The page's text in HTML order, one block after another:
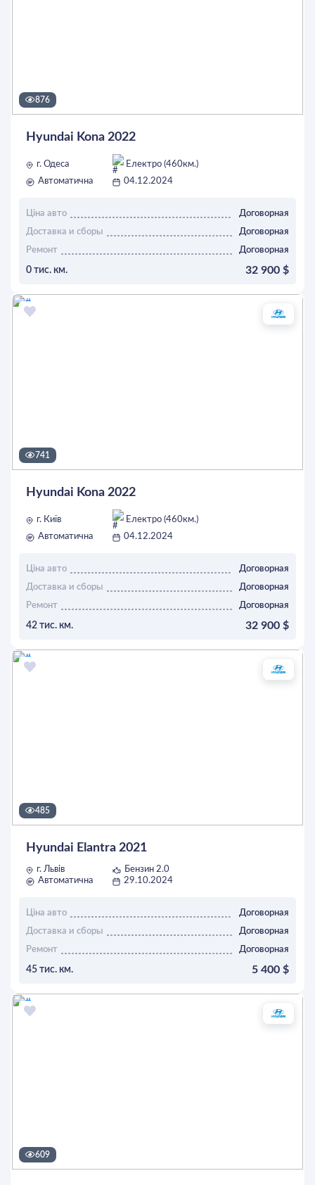
876
Hyundai Kona 2022
г. Одеса
Електро (460км.)
Автоматична
04.12.2024
Ціна авто
Договорная
Доставка и сборы
Договорная
Ремонт
Договорная
0 тис. км. 32 900 $
ОСТАВИТЬ ЗАЯВКУ
741
Hyundai Kona 2022
г. Київ
Електро (460км.)
Автоматична
04.12.2024
Ціна авто
Договорная
Доставка и сборы
Договорная
Ремонт
Договорная
42 тис. км. 32 900 $
ОСТАВИТЬ ЗАЯВКУ
485
Hyundai Elantra 2021
г. Львів
Бензин 2.0
Автоматична
29.10.2024
Ціна авто
Договорная
Доставка и сборы
Договорная
Ремонт
Договорная
45 тис. км. 5 400 $
ОСТАВИТЬ ЗАЯВКУ
609